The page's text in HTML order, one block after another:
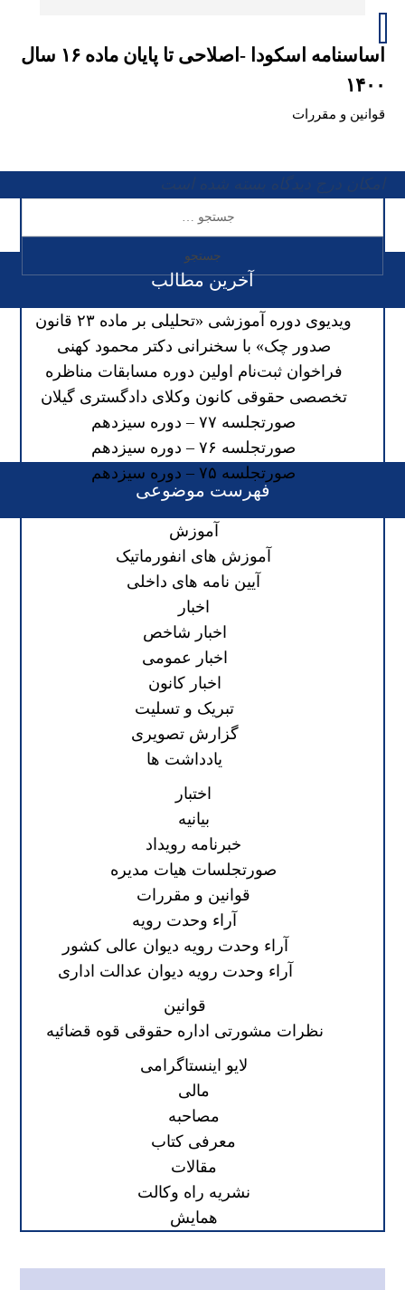
اساسنامه اسکودا -اصلاحی تا پایان ماده ۱۶ سال
۱۴۰۰
قوانین و مقررات
آخرین مطالب
ویدیوی دوره آموزشی «تحلیلی بر ماده ۲۳ قانون
صدور چک» با سخنرانی دکتر محمود کهنی
فراخوان ثبت‌نام اولین دوره مسابقات مناظره
تخصصی حقوقی کانون وکلای دادگستری گیلان
صورتجلسه ۷۷ – دوره سیزدهم
صورتجلسه ۷۶ – دوره سیزدهم
صورتجلسه ۷۵ – دوره سیزدهم
فهرست موضوعی
آموزش
آموزش های انفورماتیک
آیین نامه های داخلی
اخبار
اخبار شاخص
اخبار عمومی
اخبار کانون
تبریک و تسلیت
گزارش تصویری
یادداشت ها
اختبار
بیانیه
خبرنامه رویداد
صورتجلسات هیات مدیره
قوانین و مقررات
آراء وحدت رویه
آراء وحدت رویه دیوان عالی کشور
آراء وحدت رویه دیوان عدالت اداری
قوانین
نظرات مشورتی اداره حقوقی قوه قضائیه
لایو اینستاگرامی
مالی
مصاحبه
معرفی کتاب
مقالات
نشریه راه وکالت
همایش